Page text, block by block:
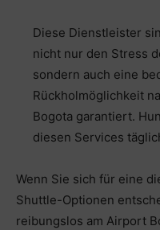
Diese Dienstleister
nicht nur den Stress
sondern auch eine
Rückholmöglichkeit
Bogota garantiert.
diesen Services
Wenn Sie sich für eine
Shuttle-Optionen
reibungslos am Airport